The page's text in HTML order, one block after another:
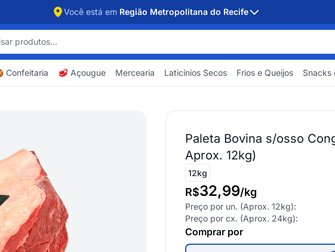
Você está em Região Metropolitana do Recife
Confeitaria 🥩 Açougue Mercearia Laticínios Secos Frios e Queijos Snacks
12kg
Paleta Bovina s/osso
Aprox. 12kg)
R$32,99/kg
Preço por un. (Aprox. 12kg):
Preço por cx. (Aprox. 24kg):
Comprar por